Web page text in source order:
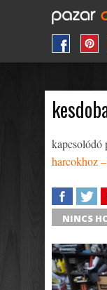
kapcsolódó
harcokhoz
SHARE
NINCS